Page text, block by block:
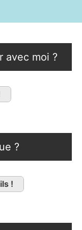
avec moi ?
?
!